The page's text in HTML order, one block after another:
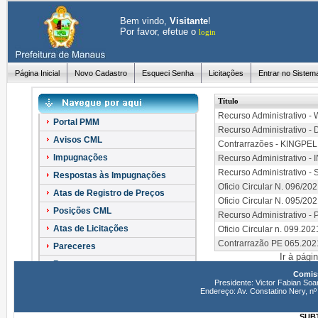
Bem vindo, Visitante!
Por favor, efetue o login
Página Inicial Novo Cadastro Esqueci Senha Licitações Entrar no
Portal PMM
Avisos CML
Impugnações
Respostas às Impugnações
Atas de Registro de Preços
Posições CML
Atas de Licitações
Pareceres
Recursos
Título
Recurso Administrativo -
Recurso Administrativo -
Contrarrazões - KINGPEL
Recurso Administrativo -
Recurso Administrativo -
Oficio Circular N. 096/
Oficio Circular N. 095/
Recurso Administrativo -
Oficio Circular n.
Contrarrazão PE
Ir à
Presidente: Victor Fabian
Endereço: Av. Constatino Nery,